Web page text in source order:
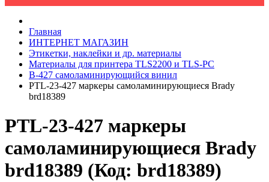
Главная
ИНТЕРНЕТ МАГАЗИН
Этикетки, наклейки и др. материалы
Материалы для принтера TLS2200 и TLS-PC
B-427 cамоламинирующийся винил
PTL-23-427 маркеры самоламинирующиеся Brady
brd18389
PTL-23-427 маркеры
самоламинирующиеся Brady
brd18389 (Код: brd18389)